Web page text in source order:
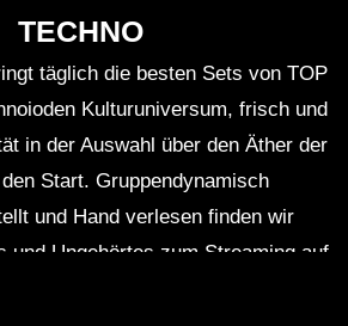
TECHNO
täglich die besten Sets von TOP
Kulturuniversum, frisch und
in der Auswahl über den Äther der
Start. Gruppendynamisch
und Hand verlesen finden wir
und Ungehörtes zum Streaming auf